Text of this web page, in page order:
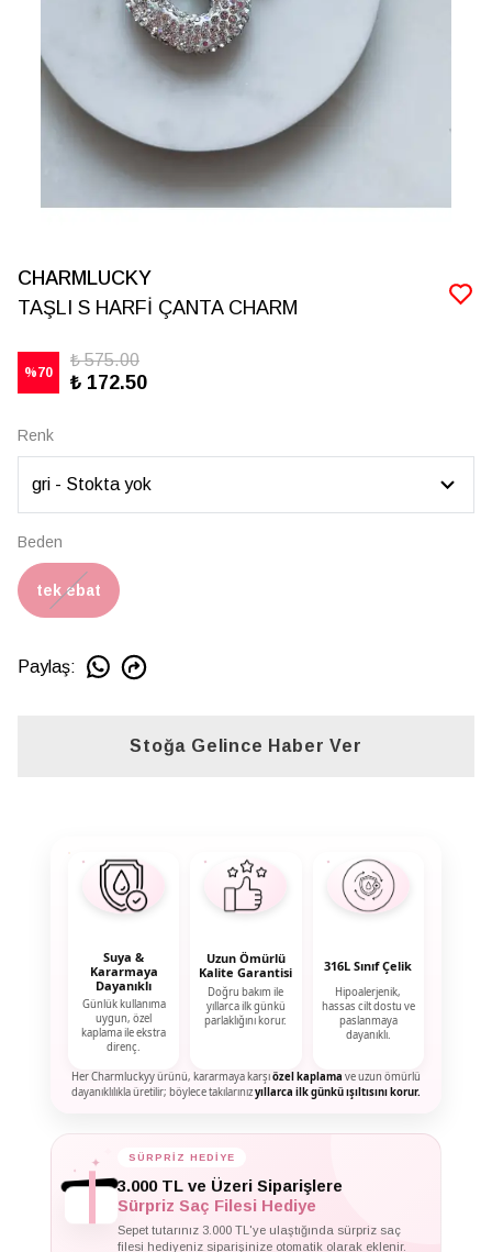
CHARMLUCKY
TAŞLI S HARFİ ÇANTA CHARM
%70
₺ 575.00
₺ 172.50
Renk
Beden
tek ebat
Paylaş:
Stoğa Gelince Haber Ver
Suya &
Kararmaya
Dayanıklı
Günlük kullanıma
uygun, özel
kaplama ile ekstra
direnç.
Uzun Ömürlü
Kalite Garantisi
Doğru bakım ile
yıllarca ilk günkü
parlaklığını korur.
316L Sınıf Çelik
Hipoalerjenik,
hassas cilt dostu ve
paslanmaya
dayanıklı.
Her Charmluckyy ürünü, kararmaya karşıözel kaplama ve uzun ömürlü
dayanıklılıkla üretilir; böylece takılarınızyıllarca ilk günkü ışıltısını korur.
✦
SÜRPRİZ HEDİYE
3.000 TL ve Üzeri Siparişlere
Sürpriz Saç Filesi Hediye
Sepet tutarınız 3.000 TL'ye ulaştığında sürpriz saç
filesi hediyeniz siparişinize otomatik olarak eklenir.